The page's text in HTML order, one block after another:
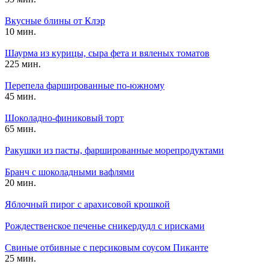
Вкусные блины от Клэр
10 мин.
Шаурма из курицы, сыра фета и вяленых томатов
225 мин.
Перепела фаршированные по-южному
45 мин.
Шоколадно-финиковый торт
65 мин.
Ракушки из пасты, фаршированные морепродуктами
Бранч с шоколадными вафлями
20 мин.
Яблочный пирог с арахисовой крошкой
Рождественское печенье сникердудл с ирисками
Свиные отбивные с персиковым соусом Пиканте
25 мин.